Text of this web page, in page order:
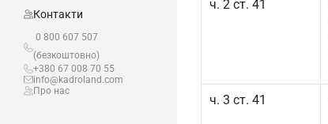
Контакти
0 800 607 507
(безкоштовно)
+380 67 008 70 55
info@kadroland.com
Про нас
ч. 2 ст. 41
ч. 3 ст. 41